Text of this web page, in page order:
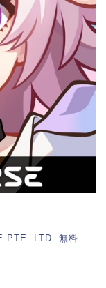
PTE. LTD. 無料